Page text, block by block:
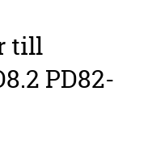
till
PD82-